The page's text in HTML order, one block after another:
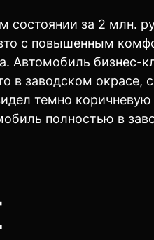
за 2 млн.
с повышенным
Автомобиль
в заводском
темно
полностью в